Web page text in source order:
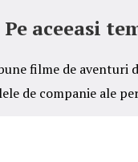
Pe aceeasi
filme de
de companie ale